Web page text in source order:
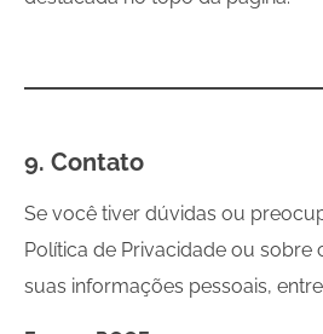
9. Contato
Se você tiver dúvidas ou
Política de Privacidade ou
suas informações pessoais,